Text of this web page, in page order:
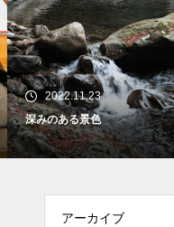
2022.11.23
深みのある景色
アーカイブ